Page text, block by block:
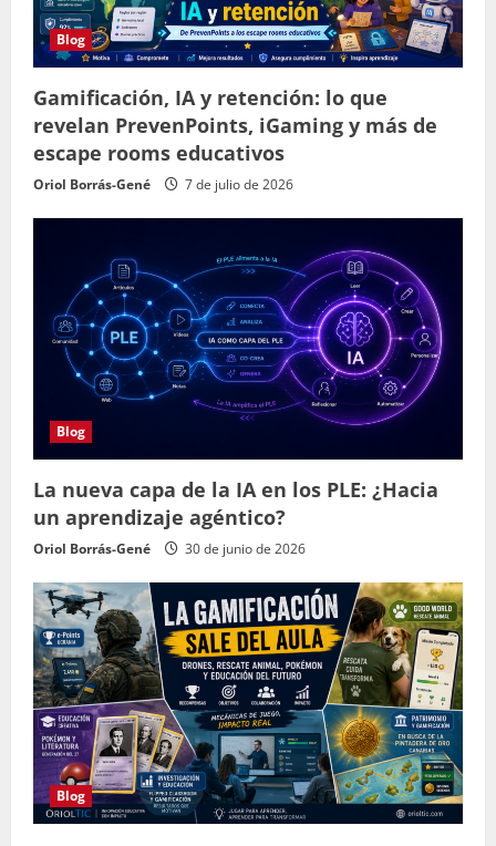
Blog
Gamificación, IA y retención: lo que
revelan PrevenPoints, iGaming y más de
escape rooms educativos
Oriol Borrás-Gené 7 de julio de 2026
Blog
La nueva capa de la IA en los PLE: ¿Hacia
un aprendizaje agéntico?
Oriol Borrás-Gené 30 de junio de 2026
Blog